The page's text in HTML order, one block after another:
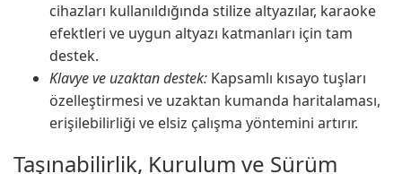
cihazları kullanıldığında stilize altyazılar, karaoke
efektleri ve uygun altyazı katmanları için tam
destek.
Klavye ve uzaktan destek: Kapsamlı kısayo tuşları
özelleştirmesi ve uzaktan kumanda haritalaması,
erişilebilirliği ve elsiz çalışma yöntemini artırır.
Taşınabilirlik, Kurulum ve Sürüm